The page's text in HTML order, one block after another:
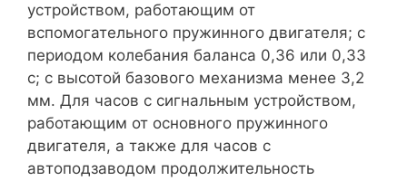
устройством, работающим от
вспомогательного пружинного двигателя; с
периодом колебания баланса 0,36 или 0,33
с; с высотой базового механизма менее 3,2
мм. Для часов с сигнальным устройством,
работающим от основного пружинного
двигателя, а также для часов с
автоподзаводом продолжительность